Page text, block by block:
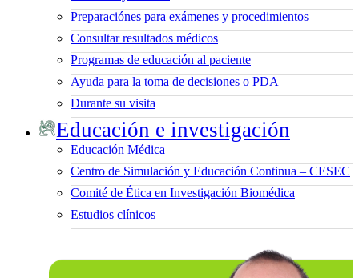
Preparaciónes para exámenes y procedimientos
Consultar resultados médicos
Programas de educación al paciente
Ayuda para la toma de decisiones o PDA
Durante su visita
Educación e investigación
Educación Médica
Centro de Simulación y Educación Continua – CESEC
Comité de Ética en Investigación Biomédica
Estudios clínicos